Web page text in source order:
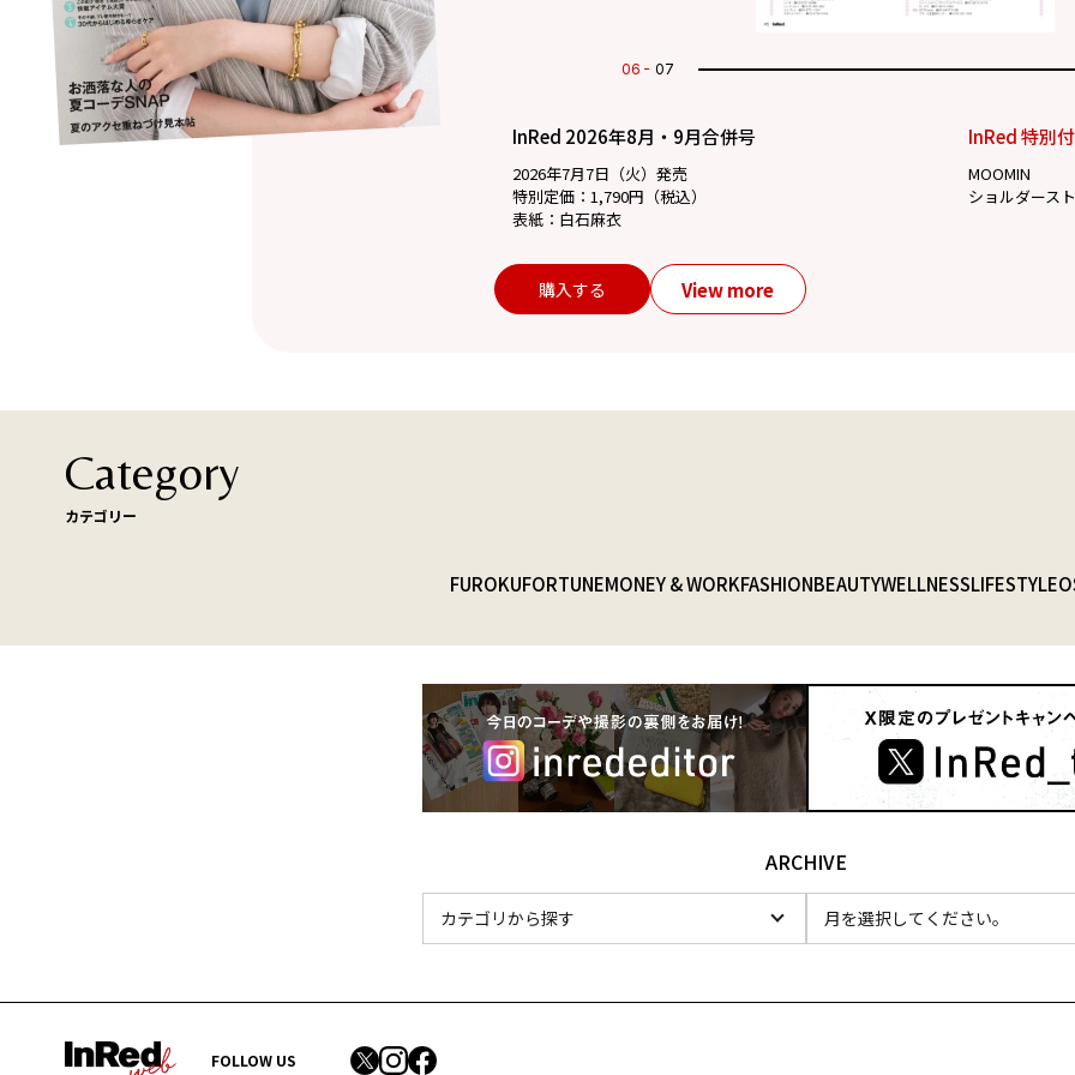
07 07
InRed 2026年8月・9月合併号
2026年7月7日（火）発売
特別定価：1,790円（税込）
表紙：白石麻衣
InRed 特別
MOOMIN
ショルダース
購入する View more
Category
カテゴリー
FUROKUFORTUNEMONEY & WORKFASHIONBEAUTYWELLNESSLIFESTYLE
ARCHIVE
FOLLOW US